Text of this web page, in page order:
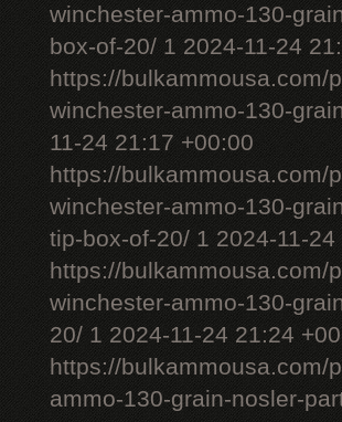
winchester-ammo-130-
box-of-20/ 1 2024-11-24
https://bulkammousa.com/
winchester-ammo-130-
11-24 21:17 +00:00
https://bulkammousa.com/
winchester-ammo-130-
tip-box-of-20/ 1 2024-11-
https://bulkammousa.com/
winchester-ammo-130-
20/ 1 2024-11-24 21:24
https://bulkammousa.com/
ammo-130-grain-nosler-